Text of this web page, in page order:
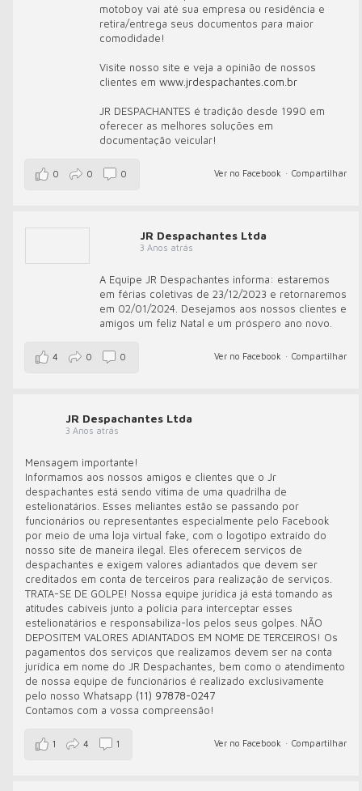
motoboy vai até sua empresa ou residência e
retira/entrega seus documentos para maior
comodidade!
Visite nosso site e veja a opinião de nossos
clientes em www.jrdespachantes.com.br
JR DESPACHANTES é tradição desde 1990 em
oferecer as melhores soluções em
documentação veicular!
Ver no Facebook · Compartilhar
0 0 0
JR Despachantes Ltda
3 Anos atrás
A Equipe JR Despachantes informa: estaremos
em férias coletivas de 23/12/2023 e retornaremos
em 02/01/2024. Desejamos aos nossos clientes e
amigos um feliz Natal e um próspero ano novo.
Ver no Facebook · Compartilhar
4 0 0
JR Despachantes Ltda
3 Anos atrás
Mensagem importante!
Informamos aos nossos amigos e clientes que o Jr
despachantes está sendo vítima de uma quadrilha de
estelionatários. Esses meliantes estão se passando por
funcionários ou representantes especialmente pelo Facebook
por meio de uma loja virtual fake, com o logotipo extraído do
nosso site de maneira ilegal. Eles oferecem serviços de
despachantes e exigem valores adiantados que devem ser
creditados em conta de terceiros para realização de serviços.
TRATA-SE DE GOLPE! Nossa equipe jurídica já está tomando as
atitudes cabíveis junto a polícia para interceptar esses
estelionatários e responsabiliza-los pelos seus golpes. NÃO
DEPOSITEM VALORES ADIANTADOS EM NOME DE TERCEIROS! Os
pagamentos dos serviços que realizamos devem ser na conta
jurídica em nome do JR Despachantes, bem como o atendimento
de nossa equipe de funcionários é realizado exclusivamente
pelo nosso Whatsapp (11) 97878-0247
Contamos com a vossa compreensão!
Ver no Facebook · Compartilhar
1 4 1